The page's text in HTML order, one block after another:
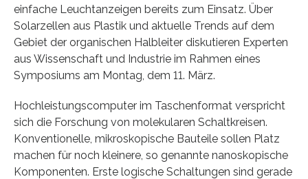
einfache Leuchtanzeigen bereits zum Einsatz. Über
Solarzellen aus Plastik und aktuelle Trends auf dem
Gebiet der organischen Halbleiter diskutieren Experten
aus Wissenschaft und Industrie im Rahmen eines
Symposiums am Montag, dem 11. März.
Hochleistungscomputer im Taschenformat verspricht
sich die Forschung von molekularen Schaltkreisen.
Konventionelle, mikroskopische Bauteile sollen Platz
machen für noch kleinere, so genannte nanoskopische
Komponenten. Erste logische Schaltungen sind gerade